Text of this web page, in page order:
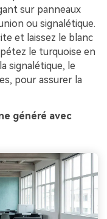
sur panneaux
ou signalétique.
et laissez le blanc
le turquoise en
signalétique, le
pour assurer la
généré avec